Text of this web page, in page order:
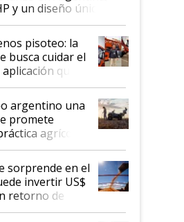
y un diseño único: a
pisoteo: la
busca cuidar el
que
argentino una
promete
agrícola
el suelo
como apretar
sorprende en el
invertir US$
retorno de
agricultura?